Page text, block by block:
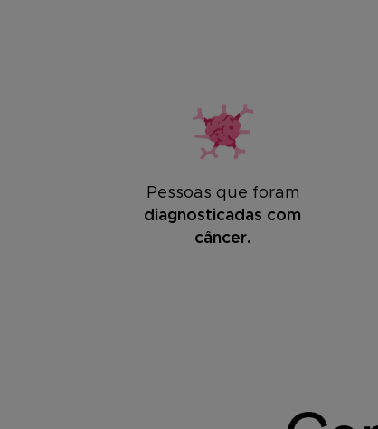
Pessoas que foram
diagnosticadas com
câncer.